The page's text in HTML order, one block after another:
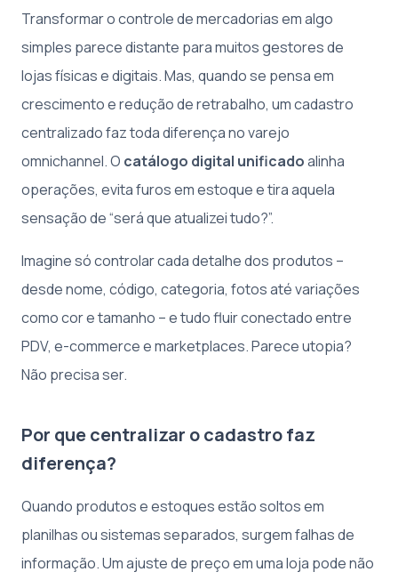
Transformar o controle de mercadorias em algo
simples parece distante para muitos gestores de
lojas físicas e digitais. Mas, quando se pensa em
crescimento e redução de retrabalho, um cadastro
centralizado faz toda diferença no varejo
omnichannel. O catálogo digital unificadoalinha
operações, evita furos em estoque e tira aquela
sensação de “será que atualizei tudo?”.
Imagine só controlar cada detalhe dos produtos –
desde nome, código, categoria, fotos até variações
como cor e tamanho – e tudo fluir conectado entre
PDV, e-commerce e marketplaces. Parece utopia?
Não precisa ser.
Por que centralizar o cadastro faz
diferença?
Quando produtos e estoques estão soltos em
planilhas ou sistemas separados, surgem falhas de
informação. Um ajuste de preço em uma loja pode não